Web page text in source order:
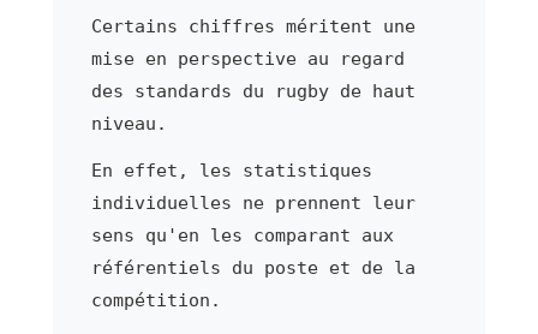
Certains chiffres méritent une
mise en perspective au regard
des standards du rugby de haut
niveau.
En effet, les statistiques
individuelles ne prennent leur
sens qu'en les comparant aux
référentiels du poste et de la
compétition.